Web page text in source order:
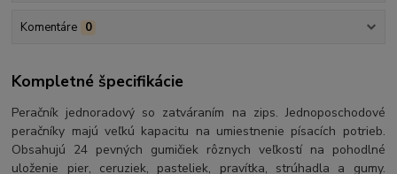
Komentáre 0
Kompletné špecifikácie
Peračník jednoradový so zatváraním na zips. Jednoposchodové
peračníky majú veľkú kapacitu na umiestnenie písacích potrieb.
Obsahujú 24 pevných gumičiek rôznych veľkostí na pohodlné
uloženie pier, ceruziek, pasteliek, pravítka, strúhadla a gumy.